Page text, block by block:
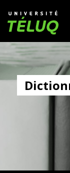
Université TÉLUQ